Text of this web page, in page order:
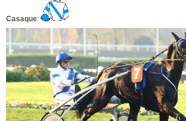
Casaque: